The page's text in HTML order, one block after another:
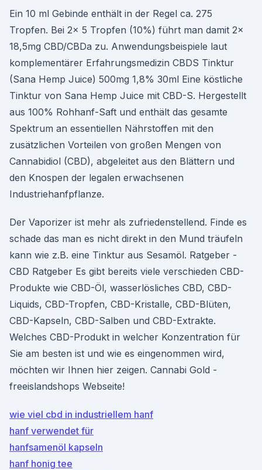
Ein 10 ml Gebinde enthält in der Regel ca. 275
Tropfen. Bei 2x 5 Tropfen (10%) führt man damit 2x
18,5mg CBD/CBDa zu. Anwendungsbeispiele laut
komplementärer Erfahrungsmedizin CBDS Tinktur
(Sana Hemp Juice) 500mg 1,8% 30ml Eine köstliche
Tinktur von Sana Hemp Juice mit CBD-S. Hergestellt
aus 100% Rohhanf-Saft und enthält das gesamte
Spektrum an essentiellen Nährstoffen mit den
zusätzlichen Vorteilen von großen Mengen von
Cannabidiol (CBD), abgeleitet aus den Blättern und
den Knospen der legalen erwachsenen
Industriehanfpflanze.
Der Vaporizer ist mehr als zufriedenstellend. Finde es
schade das man es nicht direkt in den Mund träufeln
kann wie z.B. eine Tinktur aus Sesamöl. Ratgeber -
CBD Ratgeber Es gibt bereits viele verschieden CBD-
Produkte wie CBD-Öl, wasserlösliches CBD, CBD-
Liquids, CBD-Tropfen, CBD-Kristalle, CBD-Blüten,
CBD-Kapseln, CBD-Salben und CBD-Extrakte.
Welches CBD-Produkt in welcher Konzentration für
Sie am besten ist und wie es eingenommen wird,
möchten wir Ihnen hier zeigen. Cannabi Gold -
freeislandshops Webseite!
wie viel cbd in industriellem hanf
hanf verwendet für
hanfsamenöl kapseln
hanf honig tee